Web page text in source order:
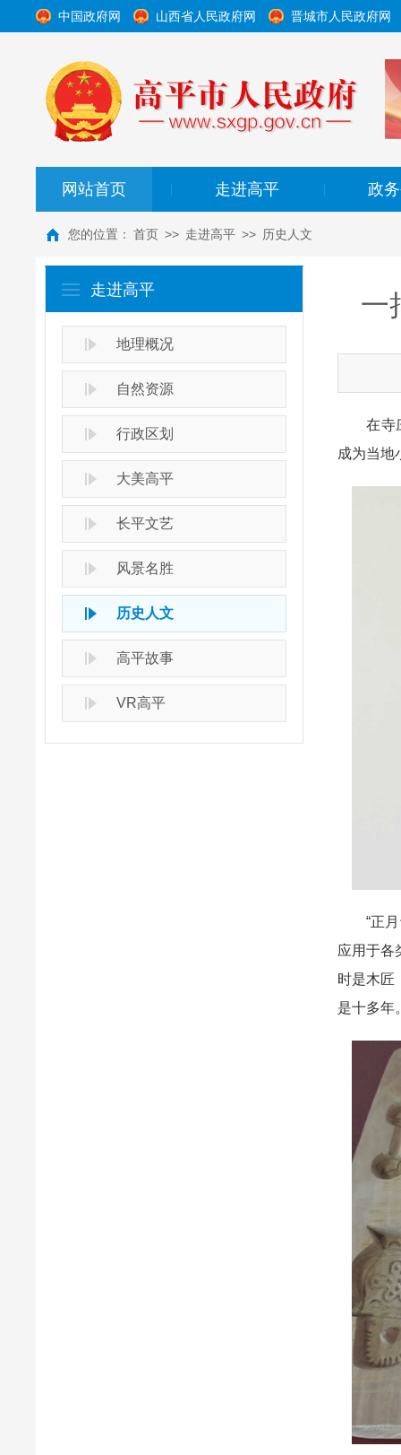
中国政府网 山西省人民政府网 晋城市人民政府网
网站首页 走进高平 政
您的位置： 首页 >> 走进高平 >> 历史人文
走进高平
地理概况
自然资源
行政区划
大美高平
长平文艺
风景名胜
历史人文
高平故事
VR高平
一
在寺庄
成为当地
“正月十
应用于各
时是木匠
是十多年